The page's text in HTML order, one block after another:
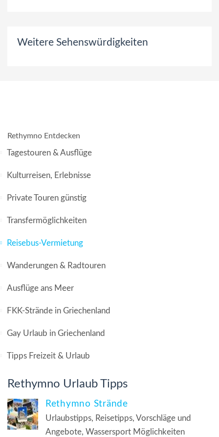
Weitere Sehenswürdigkeiten
Rethymno Entdecken
Tagestouren & Ausflüge
Kulturreisen, Erlebnisse
Private Touren günstig
Transfermöglichkeiten
Reisebus-Vermietung
Wanderungen & Radtouren
Ausflüge ans Meer
FKK-Strände in Griechenland
Gay Urlaub in Griechenland
Tipps Freizeit & Urlaub
Rethymno Urlaub Tipps
Rethymno Strände
Urlaubstipps, Reisetipps, Vorschläge und
Angebote, Wassersport Möglichkeiten